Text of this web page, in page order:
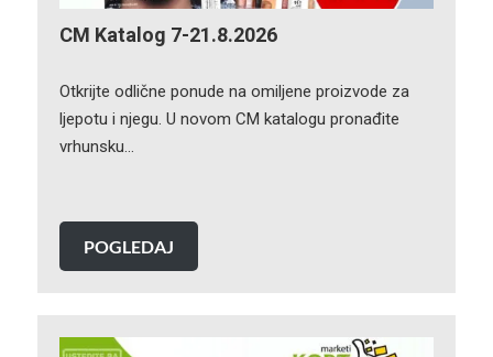
CM Katalog 7-21.8.2026
Otkrijte odlične ponude na omiljene proizvode za
ljepotu i njegu. U novom CM katalogu pronađite
vrhunsku…
POGLEDAJ